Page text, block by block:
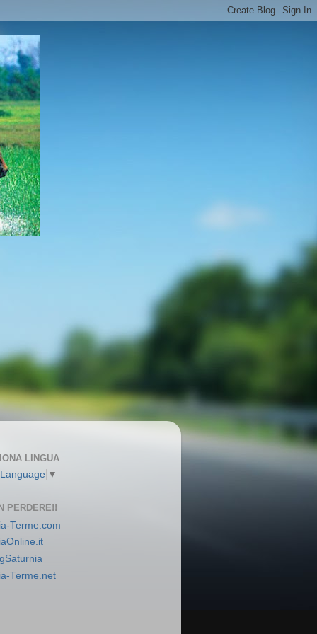
LINGUA
▼
PERDERE!!
Terme.com
Terme.net